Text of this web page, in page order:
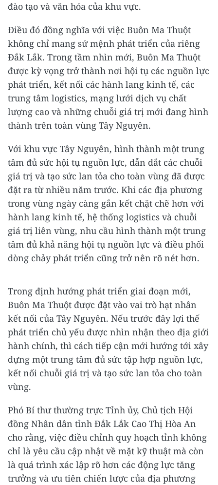
đào tạo và văn hóa của khu vực.
Điều đó đồng nghĩa với việc Buôn Ma Thuột
không chỉ mang sứ mệnh phát triển của riêng
Đắk Lắk. Trong tầm nhìn mới, Buôn Ma Thuột
được kỳ vọng trở thành nơi hội tụ các nguồn lực
phát triển, kết nối các hành lang kinh tế, các
trung tâm logistics, mạng lưới dịch vụ chất
lượng cao và những chuỗi giá trị mới đang hình
thành trên toàn vùng Tây Nguyên.
Với khu vực Tây Nguyên, hình thành một trung
tâm đủ sức hội tụ nguồn lực, dẫn dắt các chuỗi
giá trị và tạo sức lan tỏa cho toàn vùng đã được
đặt ra từ nhiều năm trước. Khi các địa phương
trong vùng ngày càng gắn kết chặt chẽ hơn với
hành lang kinh tế, hệ thống logistics và chuỗi
giá trị liên vùng, nhu cầu hình thành một trung
tâm đủ khả năng hội tụ nguồn lực và điều phối
dòng chảy phát triển cũng trở nên rõ nét hơn.
Trong định hướng phát triển giai đoạn mới,
Buôn Ma Thuột được đặt vào vai trò hạt nhân
kết nối của Tây Nguyên. Nếu trước đây lợi thế
phát triển chủ yếu được nhìn nhận theo địa giới
hành chính, thì cách tiếp cận mới hướng tới xây
dựng một trung tâm đủ sức tập hợp nguồn lực,
kết nối chuỗi giá trị và tạo sức lan tỏa cho toàn
vùng.
Phó Bí thư thường trực Tỉnh ủy, Chủ tịch Hội
đồng Nhân dân tỉnh Đắk Lắk Cao Thị Hòa An
cho rằng, việc điều chỉnh quy hoạch tỉnh không
chỉ là yêu cầu cập nhật về mặt kỹ thuật mà còn
là quá trình xác lập rõ hơn các động lực tăng
trưởng và ưu tiên chiến lược của địa phương